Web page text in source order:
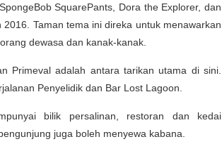
SquarePants, Dora the Explorer, dan
Taman tema ini direka untuk menawarkan
dewasa dan kanak-kanak.
Primeval adalah antara tarikan utama di sini.
Penyelidik dan Bar Lost Lagoon.
bilik persalinan, restoran dan kedai
juga boleh menyewa kabana.